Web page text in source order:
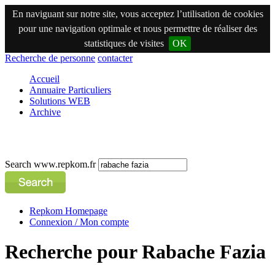
En naviguant sur notre site, vous acceptez l’utilisation de cookies
pour une navigation optimale et nous permettre de réaliser des
statistiques de visites
OK
Recherche de personne contacter
Accueil
Annuaire Particuliers
Solutions WEB
Archive
Search www.repkom.fr
Repkom Homepage
Connexion / Mon compte
Recherche pour Rabache Fazia